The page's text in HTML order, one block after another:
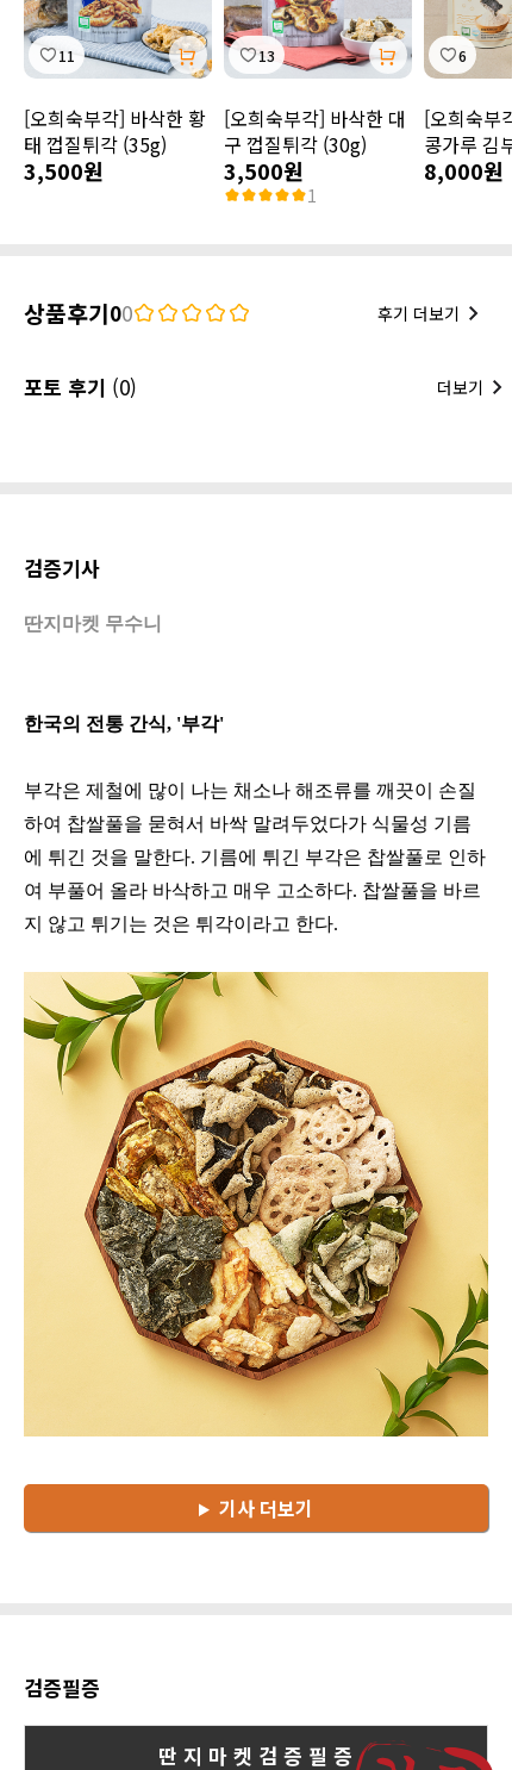
11
[오희숙부각] 바삭한 황
태 껍질튀각 (35g)
3,500원
13
[오희숙부각] 바삭한 대
구 껍질튀각 (30g)
3,500원
1
6
[오희숙부
콩가루 김
8,000원
상품후기00 후기 더보기
포토 후기 (0) 더보기
검증기사
딴지마켓 무수니
한국의 전통 간식, '부각'
부각은 제철에 많이 나는 채소나 해조류를 깨끗이 손질
하여 찹쌀풀을 묻혀서 바싹 말려두었다가 식물성 기름
에 튀긴 것을 말한다. 기름에 튀긴 부각은 찹쌀풀로 인하
여 부풀어 올라 바삭하고 매우 고소하다. 찹쌀풀을 바르
지 않고 튀기는 것은 튀각이라고 한다.
기사 더보기
검증필증
딴 지 마 켓 검 증 필 증